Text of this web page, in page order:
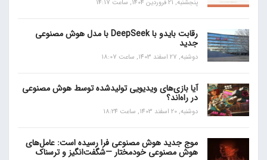
پنجشنبه, 21 فروردین 1404, ساعت 14:17
رقابت بایدو با DeepSeek با مدل هوش مصنوعی
جدید
دوشنبه, 27 اسفند 1403, ساعت 18:07
آیا بازی‌های ویدیویی تولیدشده توسط هوش مصنوعی
در راه‌اند؟
دوشنبه, 20 اسفند 1403, ساعت 18:24
موج جدید هوش مصنوعی فرا رسیده است: عامل‌های
هوش مصنوعی خودمختار —شگفت‌انگیز و ترسناک